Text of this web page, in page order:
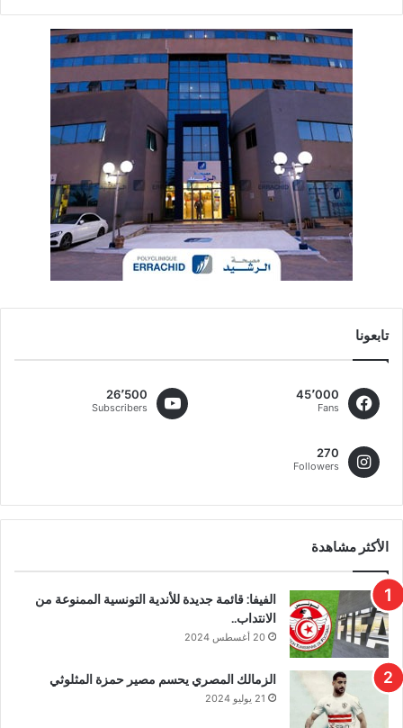
تابعونا
45٬000
Fans
26٬500
Subscribers
270
Followers
الأكثر مشاهدة
الفيفا: قائمة جديدة للأندية التونسية الممنوعة من
الانتداب..
20 أغسطس 2024
الزمالك المصري يحسم مصير حمزة المثلوثي
21 يوليو 2024